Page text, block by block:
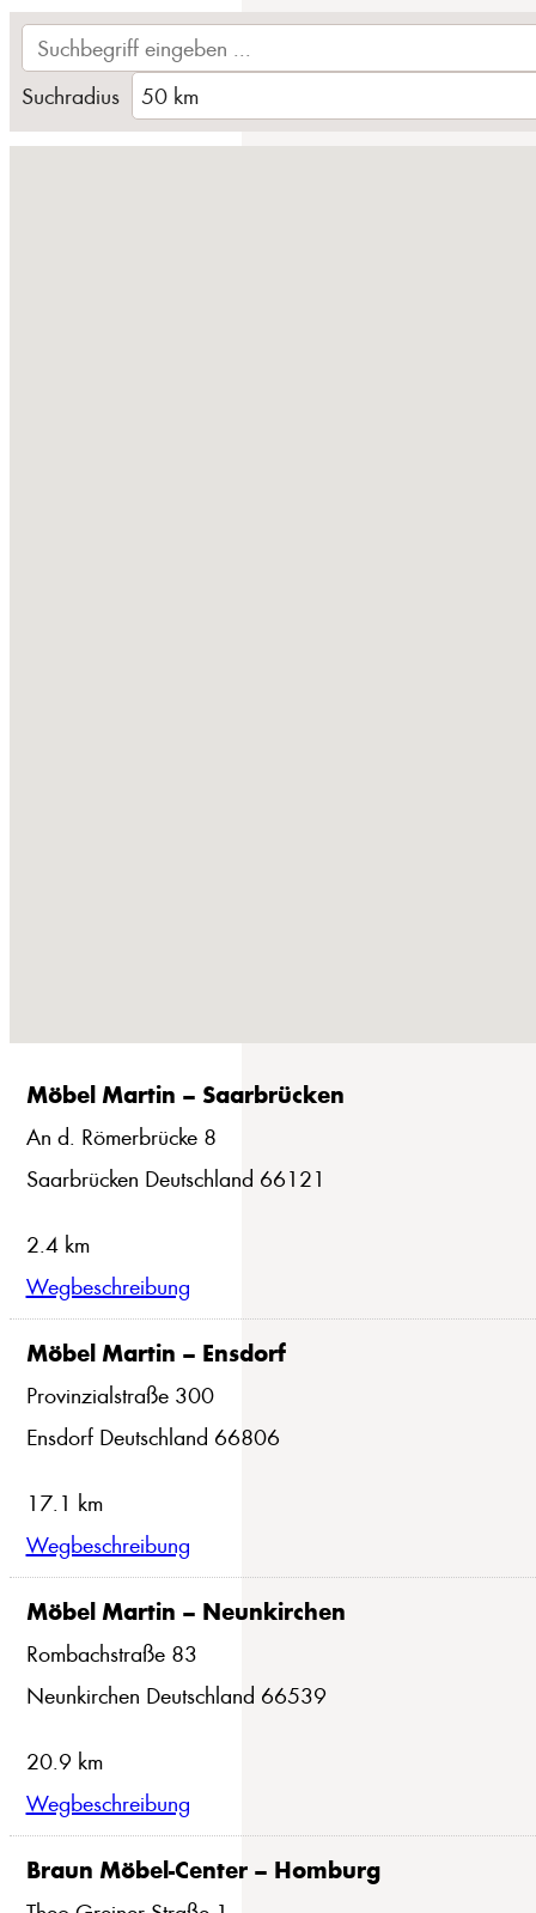
Suchradius
Möbel Martin – Saarbrücken
An d. Römerbrücke 8
Saarbrücken Deutschland 66121
2.4 km
Wegbeschreibung
Möbel Martin – Ensdorf
Provinzialstraße 300
Ensdorf Deutschland 66806
17.1 km
Wegbeschreibung
Möbel Martin – Neunkirchen
Rombachstraße 83
Neunkirchen Deutschland 66539
20.9 km
Wegbeschreibung
Braun Möbel-Center – Homburg